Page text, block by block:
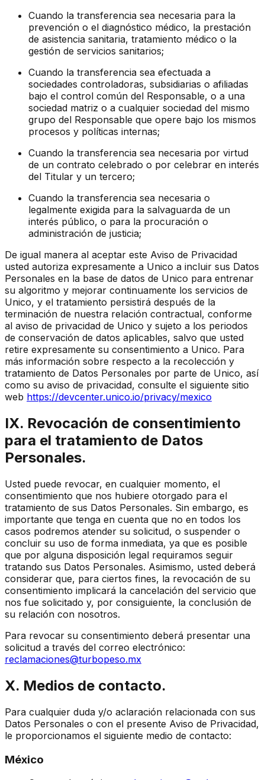
Cuando la transferencia sea necesaria para la
prevención o el diagnóstico médico, la prestación
de asistencia sanitaria, tratamiento médico o la
gestión de servicios sanitarios;
Cuando la transferencia sea efectuada a
sociedades controladoras, subsidiarias o afiliadas
bajo el control común del Responsable, o a una
sociedad matriz o a cualquier sociedad del mismo
grupo del Responsable que opere bajo los mismos
procesos y políticas internas;
Cuando la transferencia sea necesaria por virtud
de un contrato celebrado o por celebrar en interés
del Titular y un tercero;
Cuando la transferencia sea necesaria o
legalmente exigida para la salvaguarda de un
interés público, o para la procuración o
administración de justicia;
De igual manera al aceptar este Aviso de Privacidad
usted autoriza expresamente a Unico a incluir sus Datos
Personales en la base de datos de Unico para entrenar
su algoritmo y mejorar continuamente los servicios de
Unico, y el tratamiento persistirá después de la
terminación de nuestra relación contractual, conforme
al aviso de privacidad de Unico y sujeto a los periodos
de conservación de datos aplicables, salvo que usted
retire expresamente su consentimiento a Unico. Para
más información sobre respecto a la recolección y
tratamiento de Datos Personales por parte de Unico, así
como su aviso de privacidad, consulte el siguiente sitio
web https://devcenter.unico.io/privacy/mexico
IX. Revocación de consentimiento
para el tratamiento de Datos
Personales.
Usted puede revocar, en cualquier momento, el
consentimiento que nos hubiere otorgado para el
tratamiento de sus Datos Personales. Sin embargo, es
importante que tenga en cuenta que no en todos los
casos podremos atender su solicitud, o suspender o
concluir su uso de forma inmediata, ya que es posible
que por alguna disposición legal requiramos seguir
tratando sus Datos Personales. Asimismo, usted deberá
considerar que, para ciertos fines, la revocación de su
consentimiento implicará la cancelación del servicio que
nos fue solicitado y, por consiguiente, la conclusión de
su relación con nosotros.
Para revocar su consentimiento deberá presentar una
solicitud a través del correo electrónico:
reclamaciones@turbopeso.mx
X. Medios de contacto.
Para cualquier duda y/o aclaración relacionada con sus
Datos Personales o con el presente Aviso de Privacidad,
le proporcionamos el siguiente medio de contacto:
México